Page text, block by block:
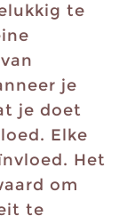
te
je
je doet
Elke
Het
om
te